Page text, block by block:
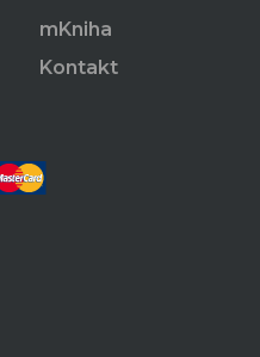
mKniha
Kontakt